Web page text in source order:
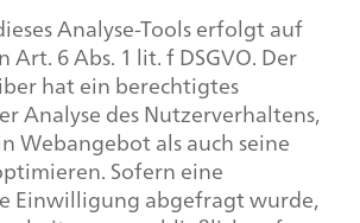
Analyse-Tools erfolgt auf
Art. 6 Abs. 1 lit. f DSGVO. Der
hat ein berechtigtes
Analyse des Nutzerverhaltens,
Webangebot als auch seine
Sofern eine
Einwilligung abgefragt wurde,